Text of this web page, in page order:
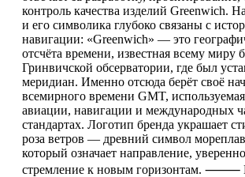
контроль качества изделий Greenwich.
и его символика глубоко связаны с
навигации: «Greenwich» — это
отсчёта времени, известная всему миру
Гринвичской обсерватории, где был
меридиан. Именно отсюда берёт своё
всемирного времени GMT,
авиации, навигации и международных
стандартах. Логотип бренда украшает
розa ветров — древний символ
который означает направление,
стремление к новым горизонтам. ⸻